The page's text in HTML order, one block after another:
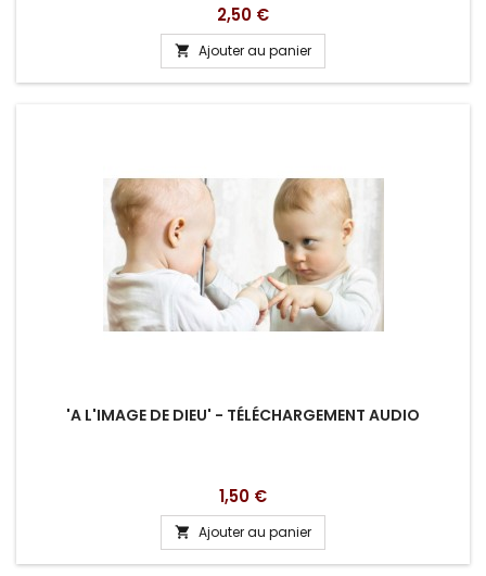
Prix
2,50 €
 Ajouter au panier
'A L'IMAGE DE DIEU' - TÉLÉCHARGEMENT AUDIO
Prix
1,50 €
 Ajouter au panier